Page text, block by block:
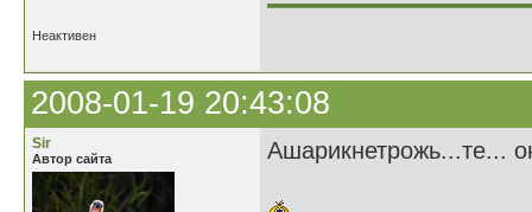
Неактивен
2008-01-19 20:43:08
Sir
Автор сайта Ашарикнетрожь...те...